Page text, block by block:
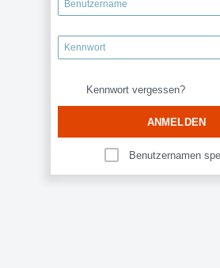
Kennwort vergessen?
ANMELDEN
Benutzernamen